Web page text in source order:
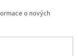
o nových